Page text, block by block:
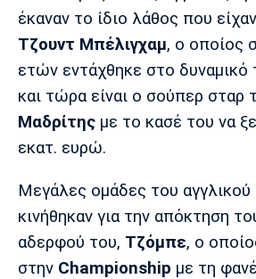
Πολιτισμός
Τραγούδια
Cine Spot
Running
Media
Παρασκήνιο
Πρόγραμμα TV
Ιωνικός Κηφισιά
Μπαρτσελόνα
Ρεάλ
Μαδρίτης
έκαναν το ίδιο λάθος που
Τζουντ Μπέλιγχαμ, ο οποίος
ετών εντάχθηκε στο δυναμικό
και τώρα είναι ο σούπερ σταρ
Μαδρίτης με το κασέ του να
εκατ. ευρώ.
Μεγάλες ομάδες του
κινήθηκαν για την απόκτηση
αδερφού του, Τζόμπε, ο
στην Championship με τη